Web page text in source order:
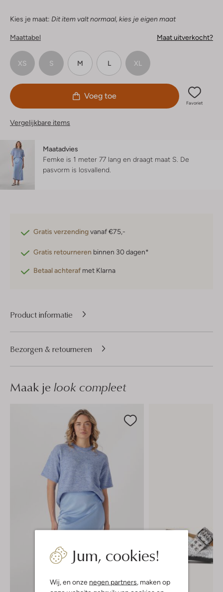
Jum, cookies!
Wij, en onze negen partners, maken op
Kies je maat: Dit item valt normaal, kies je eigen maat
Maattabel Maat uitverkocht?
XS S M L XL
Voeg toe
Favoriet
Vergelijkbare items
Maatadvies
Femke is 1 meter 77 lang en draagt maat S. De
pasvorm is losvallend
Gratis verzendingvanaf €75,-
Gratis retourneren binnen 30 dagen*
Betaal achteraf met Klarna
Product informatie
Bezorgen & retourneren
Maak je look compleet
-60%